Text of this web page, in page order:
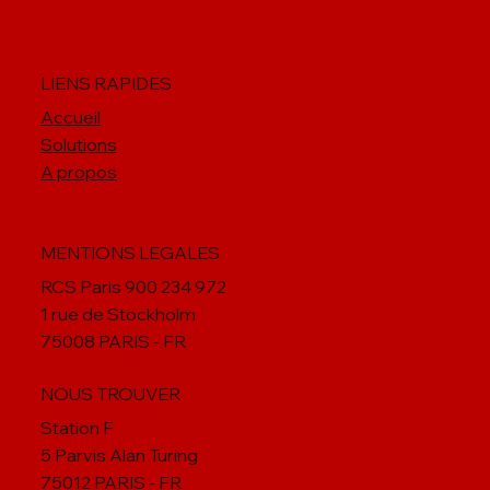
LIENS RAPIDES
Accueil
Solutions
A propos
NOUS TROUVER
Station F
5 Parvis Alan Turing
75012 PARIS - FR
MENTIONS LEGALES
RCS Paris 900 234 972
1 rue de Stockholm
75008 PARIS - FR